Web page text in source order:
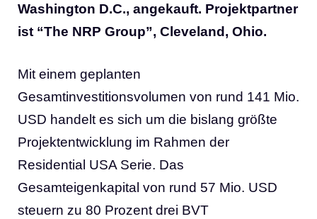
Washington D.C., angekauft. Projektpartner
ist “The NRP Group”, Cleveland, Ohio.
Mit einem geplanten
Gesamtinvestitionsvolumen von rund 141 Mio.
USD handelt es sich um die bislang größte
Projektentwicklung im Rahmen der
Residential USA Serie. Das
Gesamteigenkapital von rund 57 Mio. USD
steuern zu 80 Prozent drei BVT